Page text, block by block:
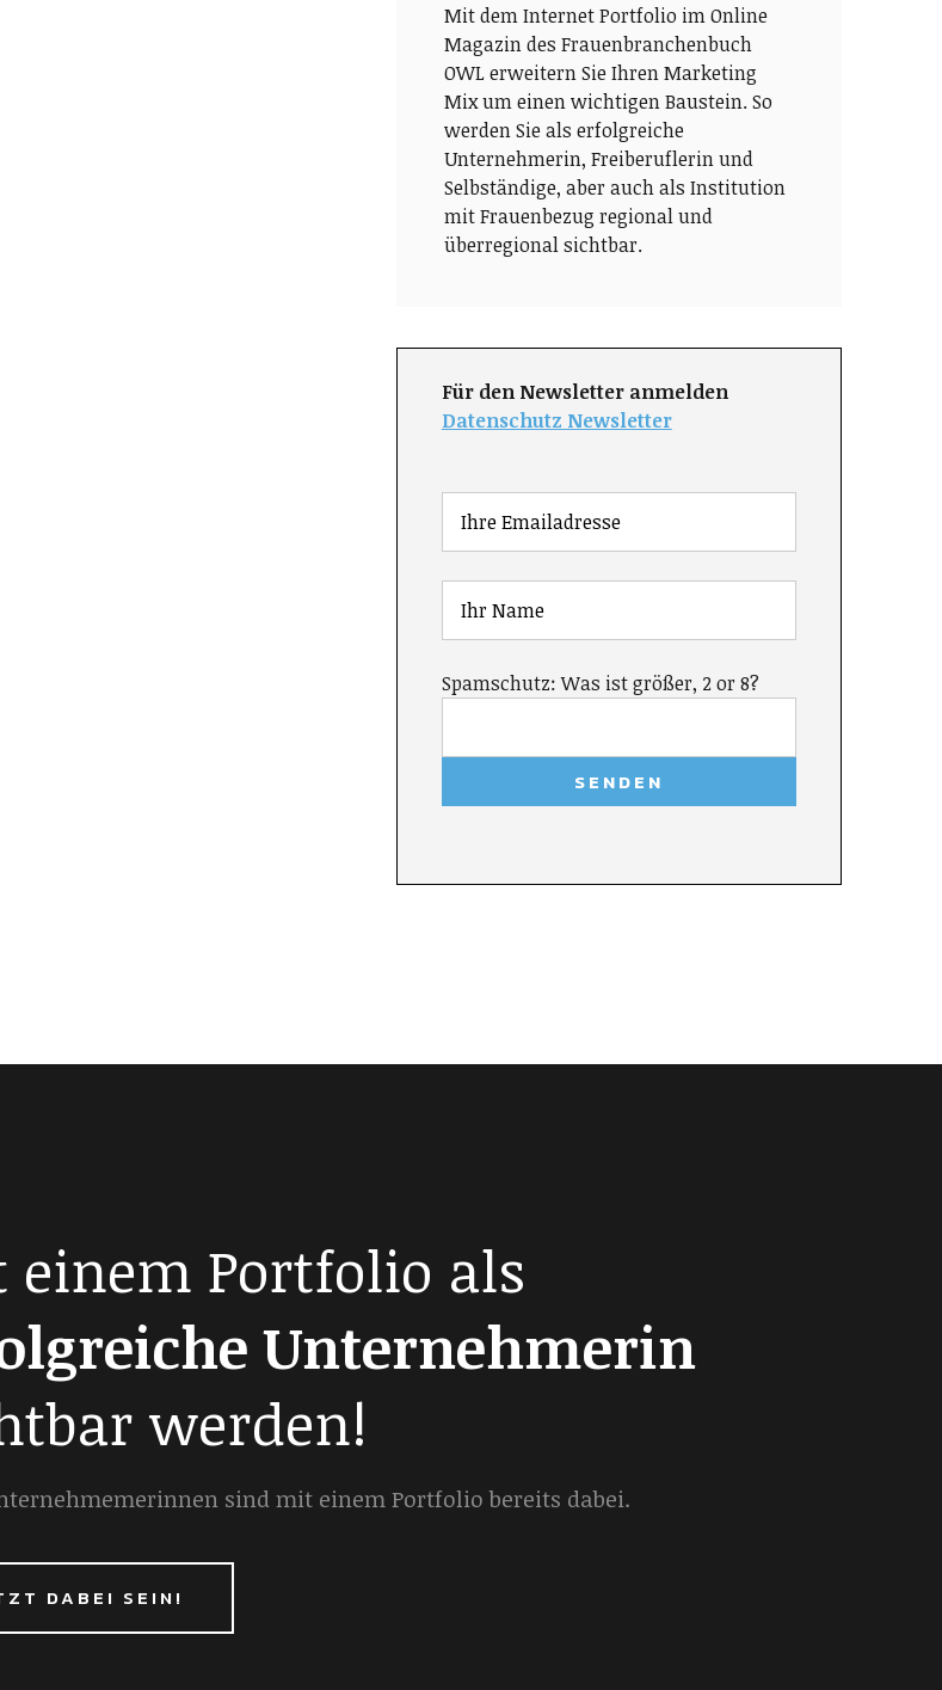
Mit dem Internet Portfolio im Online
Magazin des Frauenbranchenbuch
OWL erweitern Sie Ihren Marketing
Mix um einen wichtigen Baustein. So
werden Sie als erfolgreiche
Unternehmerin, Freiberuflerin und
Selbständige, aber auch als Institution
mit Frauenbezug regional und
überregional sichtbar.
Für den Newsletter anmelden
Datenschutz Newsletter
Spamschutz: Was ist größer, 2 or 8?
Portfolio als
Unternehmerin
werden!
sind mit einem Portfolio bereits dabei.
DABEI SEIN!